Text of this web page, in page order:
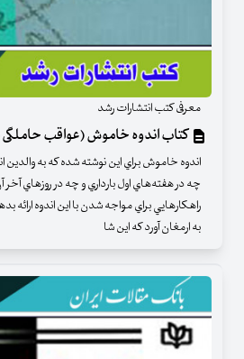
معرفی کتب انتشارات رشد
کتاب اندوه خاموش (عواقب حاملگی
اندوه خاموش براي اين نوشته شده كه به والدين
چه در هفته‌هاي اول بارداري و چه در روزهاي آخر
راهكارهايي براي مواجه ‌شدن با اين اندوه ارائه
به ارمغان آورد كه اين شا